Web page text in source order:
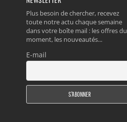
Plus besoin de chercher, recevez
toute notre actu chaque semaine
dans votre boîte mail : les offres du
moment, les nouveautés...
E-mail